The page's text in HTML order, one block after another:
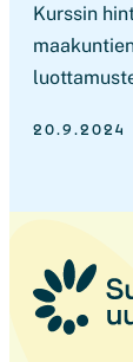
Kurssin
20.9.2024